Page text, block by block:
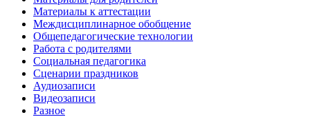
Материалы к аттестации
Междисциплинарное обобщение
Общепедагогические технологии
Работа с родителями
Социальная педагогика
Сценарии праздников
Аудиозаписи
Видеозаписи
Разное